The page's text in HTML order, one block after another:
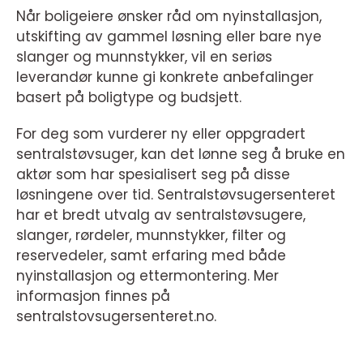
Når boligeiere ønsker råd om nyinstallasjon,
utskifting av gammel løsning eller bare nye
slanger og munnstykker, vil en seriøs
leverandør kunne gi konkrete anbefalinger
basert på boligtype og budsjett.
For deg som vurderer ny eller oppgradert
sentralstøvsuger, kan det lønne seg å bruke en
aktør som har spesialisert seg på disse
løsningene over tid. Sentralstøvsugersenteret
har et bredt utvalg av sentralstøvsugere,
slanger, rørdeler, munnstykker, filter og
reservedeler, samt erfaring med både
nyinstallasjon og ettermontering. Mer
informasjon finnes på
sentralstovsugersenteret.no.